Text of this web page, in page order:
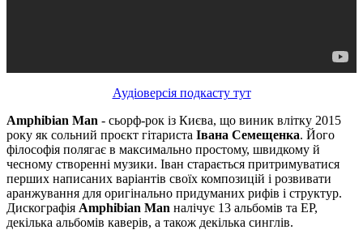
Аудіоверсія подкасту тут
Amphibian Man - сьорф-рок із Києва, що виник влітку 2015
року як сольний проєкт гітариста Івана Семещенка. Його
філософія полягає в максимально простому, швидкому й
чесному створенні музики. Іван старається притримуватися
перших написаних варіантів своїх композицій і розвивати
аранжування для оригінально придуманих рифів і структур.
Дискографія Amphibian Man налічує 13 альбомів та EP,
декілька альбомів каверів, а також декілька синглів.